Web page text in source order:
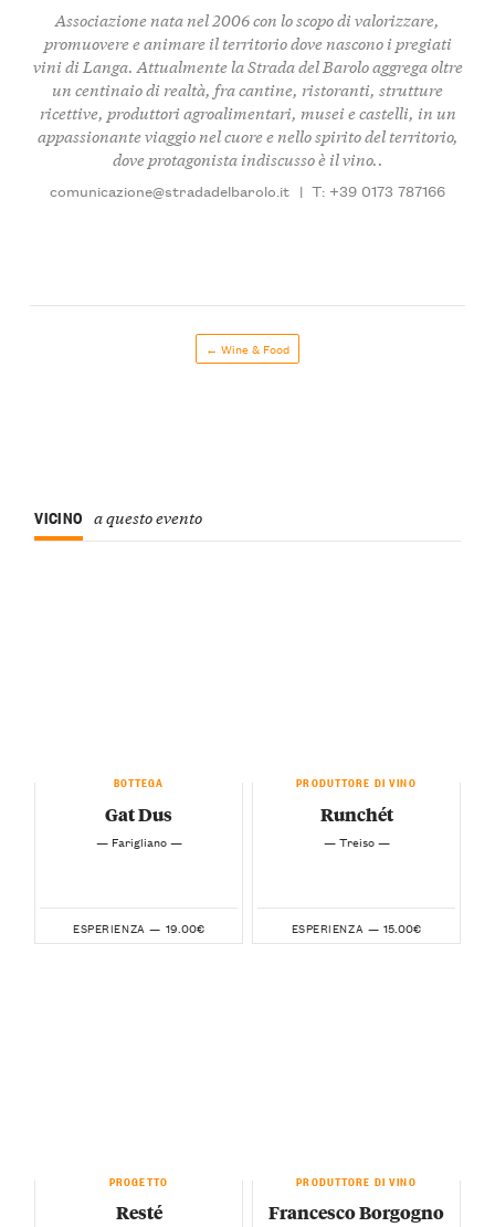
Associazione nata nel 2006 con lo scopo di valorizzare,
promuovere e animare il territorio dove nascono i pregiati
vini di Langa. Attualmente la Strada del Barolo aggregaoltre
un centinaio di realtà, fra cantine, ristoranti, strutture
ricettive, produttori agroalimentari, musei e castelli, in un
appassionante viaggio nel cuore e nello spirito del territorio,
dove protagonista indiscusso è il vino..
comunicazione@stradadelbarolo.it | T: +39 0173 787166
← Wine & Food
VICINO a questo evento
BOTTEGA
Gat Dus
— Farigliano —
ESPERIENZA — 19.00€
PRODUTTORE DI VINO
Runchét
— Treiso —
ESPERIENZA — 15.00€
PROGETTO
Resté
PRODUTTORE DI VINO
Francesco Borgogno